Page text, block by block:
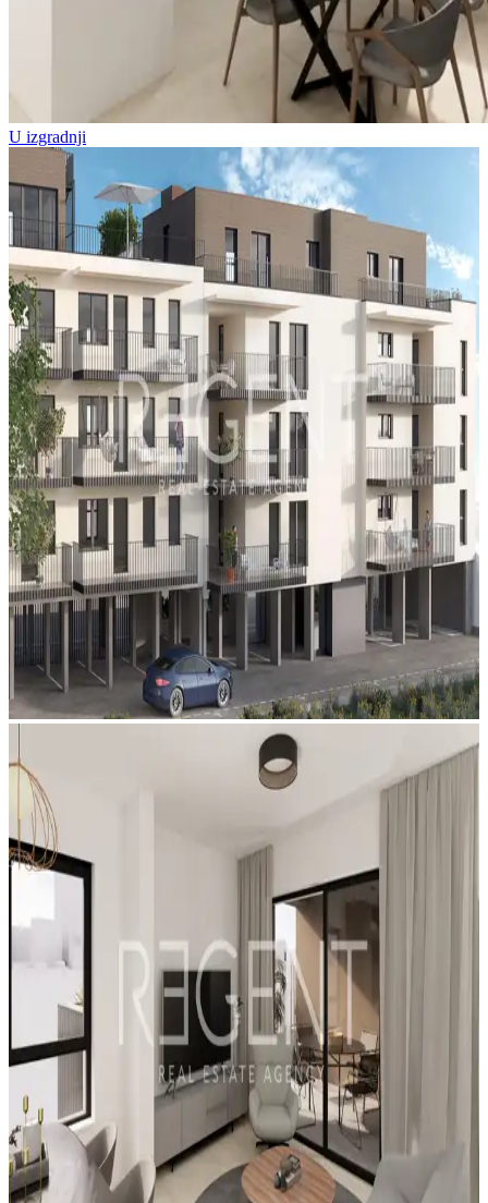
U izgradnji